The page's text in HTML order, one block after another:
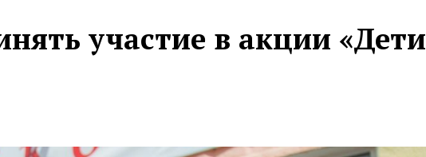
участие в акции «Дети